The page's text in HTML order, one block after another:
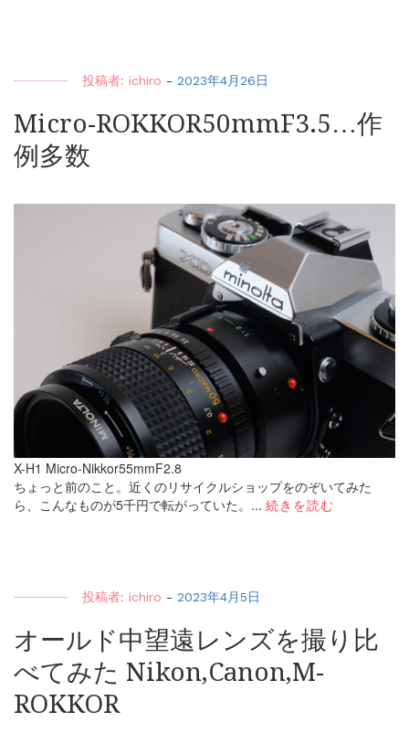
投稿者: ichiro - 2023年4月26日
Micro-ROKKOR50mmF3.5…作
例多数
X-H1 Micro-Nikkor55mmF2.8
ちょっと前のこと。近くのリサイクルショップをのぞいてみた
ら、こんなものが5千円で転がっていた。... 続きを読む
投稿者: ichiro - 2023年4月5日
オールド中望遠レンズを撮り比
べてみた Nikon,Canon,M-
ROKKOR